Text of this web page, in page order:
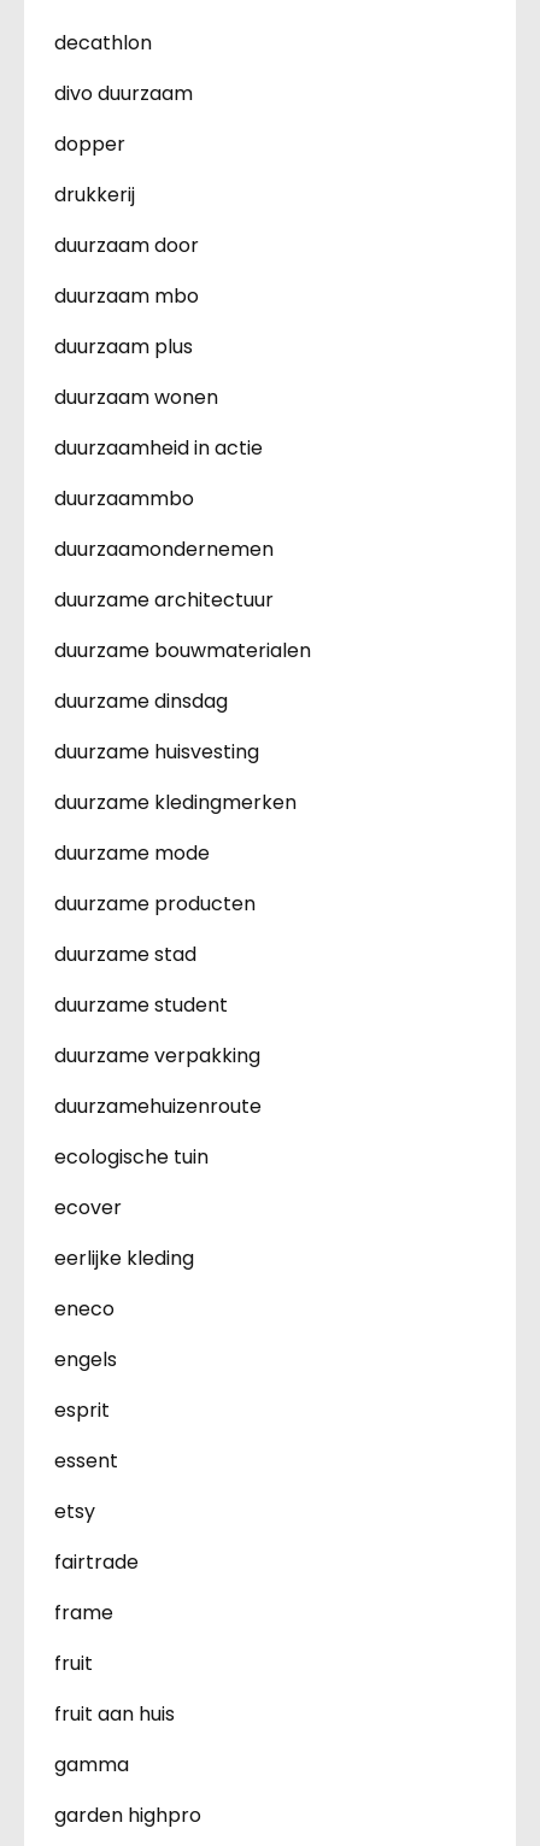
decathlon
divo duurzaam
dopper
drukkerij
duurzaam door
duurzaam mbo
duurzaam plus
duurzaam wonen
duurzaamheid in actie
duurzaammbo
duurzaamondernemen
duurzame architectuur
duurzame bouwmaterialen
duurzame dinsdag
duurzame huisvesting
duurzame kledingmerken
duurzame mode
duurzame producten
duurzame stad
duurzame student
duurzame verpakking
duurzamehuizenroute
ecologische tuin
ecover
eerlijke kleding
eneco
engels
esprit
essent
etsy
fairtrade
frame
fruit
fruit aan huis
gamma
garden highpro